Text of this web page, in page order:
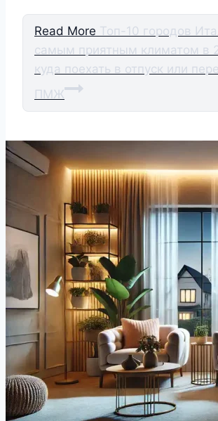
Read More Топ-10 городов
самым приятным климатом в
куда поехать в отпуск или
ПМЖ